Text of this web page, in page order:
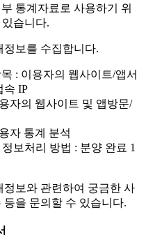
통계자료로 사용하기 위
습니다.
정보를 수집합니다.
: 이용자의 웹사이트/앱서
속 IP
자의 웹사이트 및 앱방문/
자 통계 분석
보처리 방법 : 분양 완료 1
보와 관련하여 궁금한 사
을 문의할 수 있습니다.